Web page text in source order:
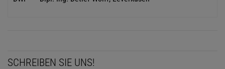
SCHREIBEN SIE UNS!